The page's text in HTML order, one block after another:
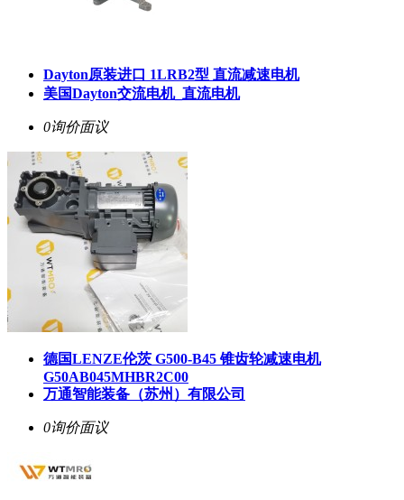
Dayton原装进口 1LRB2型 直流减速电机
美国Dayton交流电机_直流电机
0询价面议
德国LENZE伦茨 G500-B45 锥齿轮减速电机
G50AB045MHBR2C00
万通智能装备（苏州）有限公司
0询价面议